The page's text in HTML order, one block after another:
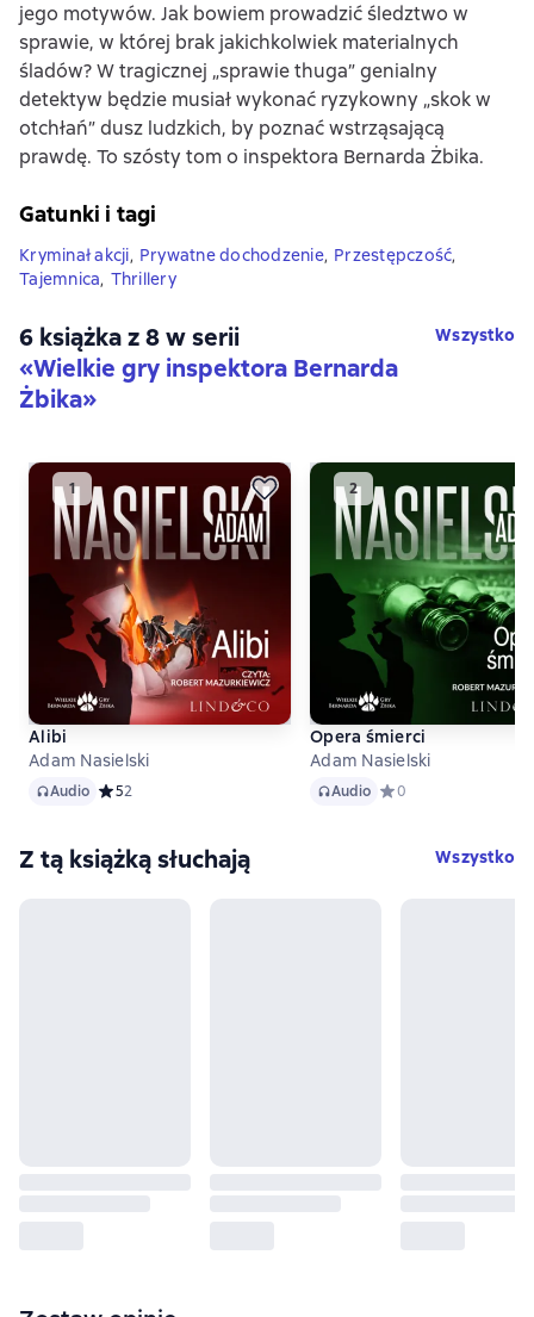
jego motywów. Jak bowiem prowadzić śledztwo w
sprawie, w której brak jakichkolwiek materialnych
śladów? W tragicznej „sprawie thuga” genialny
detektyw będzie musiał wykonać ryzykowny „skok w
otchłań” dusz ludzkich, by poznać wstrząsającą
prawdę. To szósty tom o inspektora Bernarda Żbika.
Gatunki i tagi
Kryminał akcji, Prywatne dochodzenie, Przestępczość,
Tajemnica, Thrillery
6 książka z 8 w serii
«Wielkie gry inspektora Bernarda
Żbika»
Wszystko
Alibi
Adam Nasielski
AudioAudio Средний рейтинг 5 на основе 2 оценок
52
Opera śmierci
Adam Nasielski
AudioAudio Средний рейтинг 0
0
Z tą książką słuchają Wszystko